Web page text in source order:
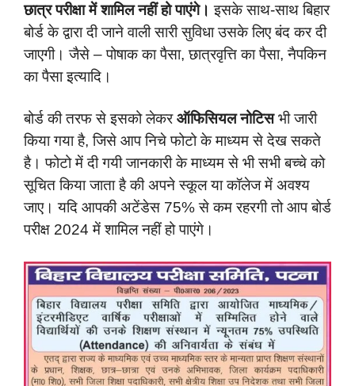
छात्र परीक्षा में शामिल नहीं हो पाएंगे। इसके साथ-साथ बिहार
बोर्ड के द्वारा दी जाने वाली सारी सुविधा उसके लिए बंद कर दी
जाएगी। जैसे – पोषाक का पैसा, छात्रवृत्ति का पैसा, नैपकिन
का पैसा इत्यादि।
बोर्ड की तरफ से इसको लेकरऑफिसियल नोटिसभी जारी
किया गया है, जिसे आप निचे फोटो के माध्यम से देख सकते
है। फोटो में दी गयी जानकारी के माध्यम से भी सभी बच्चे को
सूचित किया जाता है की अपने स्कूल या कॉलेज में अवश्य
जाए। यदि आपकी अटेंडेस 75% से कम रहरगी तो आप बोर्ड
परीक्ष 2024 में शामिल नहीं हो पाएंगे।